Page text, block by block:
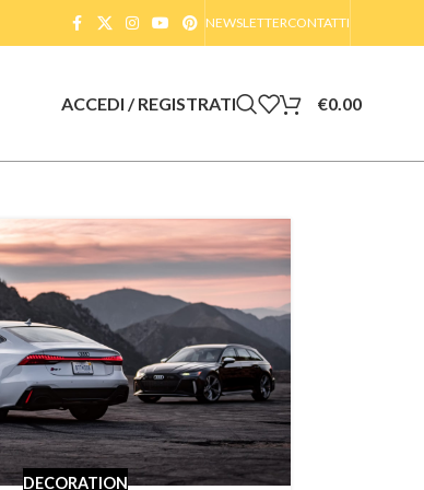
NEWSLETTERCONTATTI
ACCEDI / REGISTRATI €0.00
DECORATION